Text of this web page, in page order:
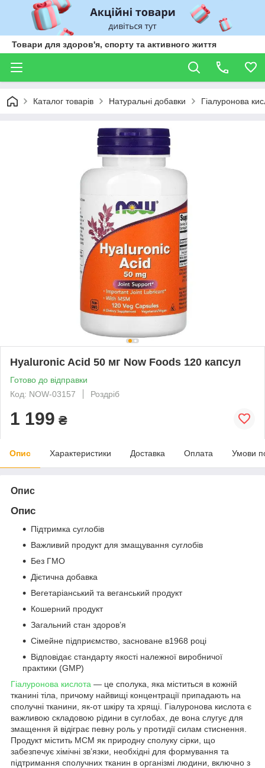
Товари для здоров'я, спорту та активного життя
Каталог товарів Натуральні добавки Гіалуронова
Hyaluronic Acid 50 мг Now Foods 120 капсул
Готово до відправки
Код: NOW-03157
Роздріб
1 199 ₴
Опис Характеристики Доставка Оплата Умови
Опис
Опис
Підтримка суглобів
Важливий продукт для змащування суглобів
Без ГМО
Дієтична добавка
Вегетаріанський та веганський продукт
Кошерний продукт
Загальний стан здоров’я
Сімейне підприємство, засноване в1968 році
Відповідає стандарту якості належної виробничої
практики (GMP)
Гіалуронова кислота — це сполука, яка міститься в кожній
тканині тіла, причому найвищі концентрації припадають на
сполучні тканини, як-от шкіру та хрящі. Гіалуронова кислота є
важливою складовою рідини в суглобах, де вона слугує для
змащення й відіграє певну роль у протидії силам стиснення.
Продукт містить МСМ як природну сполуку сірки, що
забезпечує хімічні зв’язки, необхідні для формування та
підтримання сполучних тканин в організмі людини, включно з